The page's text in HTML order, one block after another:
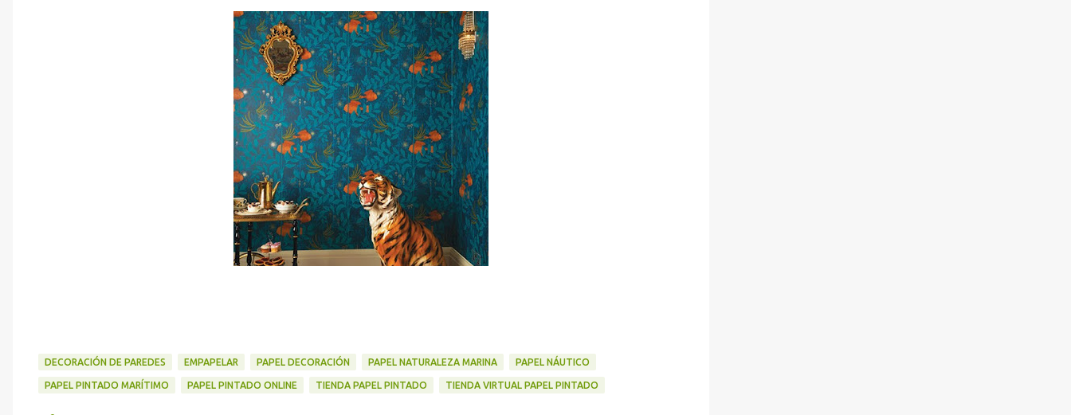
DECORACIÓN DE PAREDES EMPAPELAR PAPEL DECORACIÓN PAPEL NATURALEZA MARINA PAPEL NÁUTICO
PAPEL PINTADO MARÍTIMO PAPEL PINTADO ONLINE TIENDA PAPEL PINTADO TIENDA VIRTUAL PAPEL PINTADO